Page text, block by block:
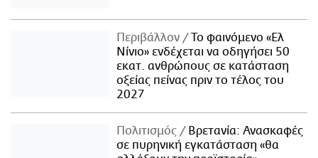
Περιβάλλον
Το φαινόμενο «Ελ
Νίνιο» ενδέχεται να οδηγήσει 50
εκατ. ανθρώπους σε κατάσταση
οξείας πείνας πριν το τέλος του
2027
Πολιτισμός
Βρετανία: Ανασκαφές
σε πυρηνική εγκατάσταση «θα